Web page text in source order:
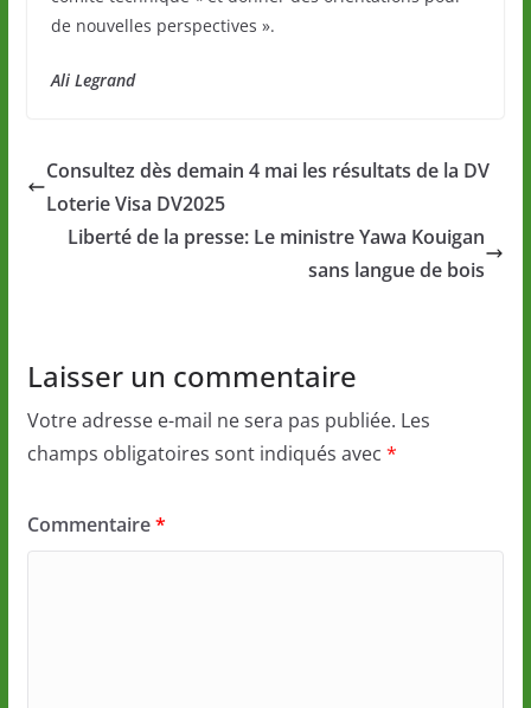
de nouvelles perspectives ».
Ali Legrand
Consultez dès demain 4 mai les résultats de la DV
Loterie Visa DV2025
Liberté de la presse: Le ministre Yawa Kouigan
sans langue de bois
Laisser un commentaire
Votre adresse e-mail ne sera pas publiée. Les
champs obligatoires sont indiqués avec *
Commentaire*